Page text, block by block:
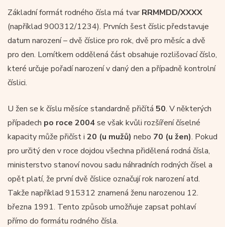
Základní formát rodného čísla má tvarRRMMDD/XXXX
(například 900312/1234). Prvních šest číslic představuje
datum narození – dvě číslice pro rok, dvě pro měsíc a dvě
pro den. Lomítkem oddělená část obsahuje rozlišovací číslo,
které určuje pořadí narození v daný den a případně kontrolní
číslici.
U žen se k číslu měsíce standardně přičítá 50. V některých
případech po roce 2004se však kvůli rozšíření číselné
kapacity může přičíst i 20 (u mužů) nebo 70 (u žen). Pokud
pro určitý den v roce dojdou všechna přidělená rodná čísla,
ministerstvo stanoví novou sadu náhradních rodných čísel a
opět platí, že první dvě číslice označují rok narození atd.
Takže například 915312 znamená ženu narozenou 12.
března 1991. Tento způsob umožňuje zapsat pohlaví
přímo do formátu rodného čísla.